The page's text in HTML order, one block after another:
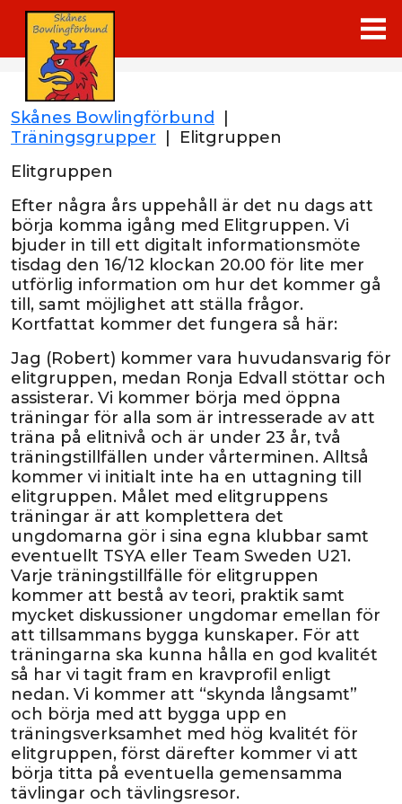
Skånes Bowlingförbund
Träningsgrupper
Elitgruppen
Elitgruppen
Efter några års uppehåll är det nu dags att
börja komma igång med Elitgruppen. Vi
bjuder in till ett digitalt informationsmöte
tisdag den 16/12 klockan 20.00 för lite mer
utförlig information om hur det kommer gå
till, samt möjlighet att ställa frågor.
Kortfattat kommer det fungera så här:
Jag (Robert) kommer vara huvudansvarig för
elitgruppen, medan Ronja Edvall stöttar och
assisterar. Vi kommer börja med öppna
träningar för alla som är intresserade av att
träna på elitnivå och är under 23 år, två
träningstillfällen under vårterminen. Alltså
kommer vi initialt inte ha en uttagning till
elitgruppen. Målet med elitgruppens
träningar är att komplettera det
ungdomarna gör i sina egna klubbar samt
eventuellt TSYA eller Team Sweden U21.
Varje träningstillfälle för elitgruppen
kommer att bestå av teori, praktik samt
mycket diskussioner ungdomar emellan för
att tillsammans bygga kunskaper. För att
träningarna ska kunna hålla en god kvalitét
så har vi tagit fram en kravprofil enligt
nedan. Vi kommer att “skynda långsamt”
och börja med att bygga upp en
träningsverksamhet med hög kvalitét för
elitgruppen, först därefter kommer vi att
börja titta på eventuella gemensamma
tävlingar och tävlingsresor.